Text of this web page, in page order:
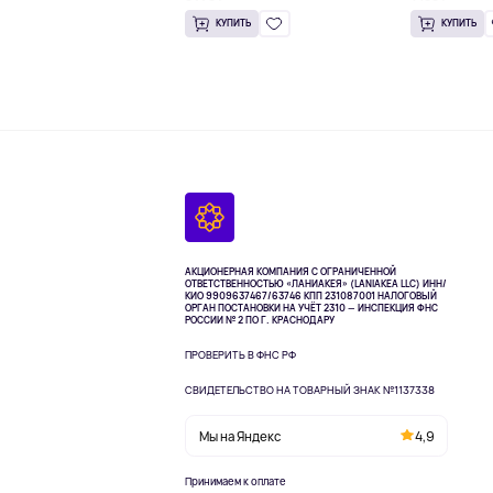
КУПИТЬ КУПИТЬ
АКЦИОНЕРНАЯ КОМПАНИЯ С ОГРАНИЧЕННОЙ
ОТВЕТСТВЕННОСТЬЮ «ЛАНИАКЕЯ» (LANIAKEA LLC) ИНН/
КИО 9909637467/63746 КПП 231087001НАЛОГОВЫЙ
ОРГАН ПОСТАНОВКИ НА УЧЁТ 2310 — ИНСПЕКЦИЯ ФНС
РОССИИ № 2 ПО Г. КРАСНОДАРУ
ПРОВЕРИТЬ В ФНС РФ
СВИДЕТЕЛЬСТВО НА ТОВАРНЫЙ ЗНАК №1137338
Мы на Яндекс 4,9
Принимаем к оплате